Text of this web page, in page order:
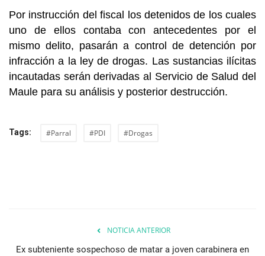
Por instrucción del fiscal los detenidos de los cuales
uno de ellos contaba con antecedentes por el
mismo delito, pasarán a control de detención por
infracción a la ley de drogas. Las sustancias ilícitas
incautadas serán derivadas al Servicio de Salud del
Maule para su análisis y posterior destrucción.
Tags: #Parral #PDI #Drogas
NOTICIA ANTERIOR
Ex subteniente sospechoso de matar a joven carabinera en